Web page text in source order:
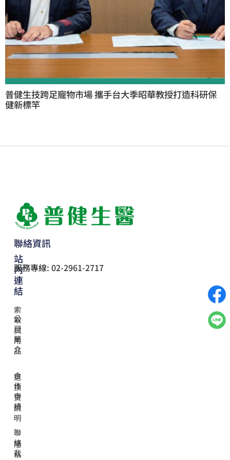
普健生技跨足寵物市場 攜手台大季昭華教授打造科研保
健新標竿
站
內
連
結
公
司
簡
介
合
作
申
請
聯
絡
我
索
取
試
用
品
退
換
貨
說
明
隱
私
聯絡資訊
服務專線: 02-2961-2717